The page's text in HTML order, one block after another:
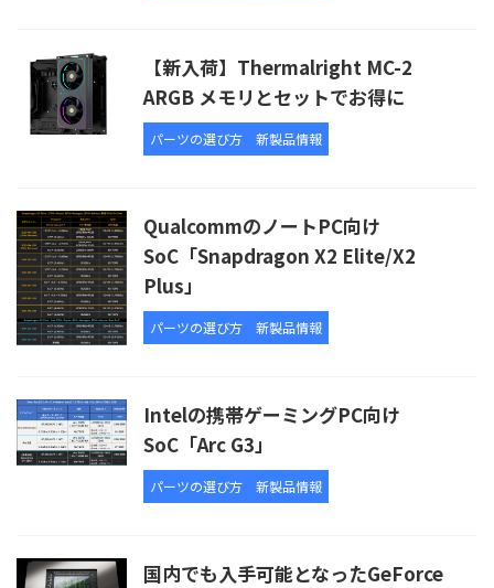
【新入荷】Thermalright MC-2
ARGB メモリとセットでお得に
パーツの選び方 新製品情報
QualcommのノートPC向け
SoC「Snapdragon X2 Elite/X2
Plus」
パーツの選び方 新製品情報
Intelの携帯ゲーミングPC向け
SoC「Arc G3」
パーツの選び方 新製品情報
国内でも入手可能となったGeForce